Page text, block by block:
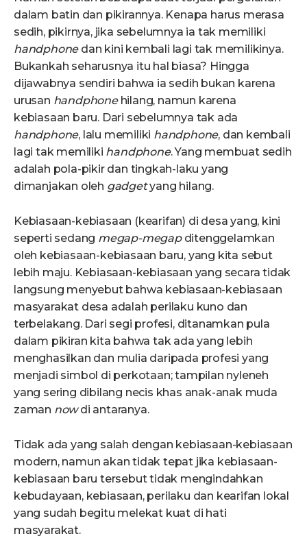
dalam batin dan pikirannya. Kenapa harus merasa
sedih, pikirnya, jika sebelumnya ia tak memiliki
handphonedan kini kembali lagi tak memilikinya.
Bukankah seharusnya itu hal biasa? Hingga
dijawabnya sendiri bahwa ia sedih bukan karena
urusan handphonehilang, namun karena
kebiasaan baru. Dari sebelumnya tak ada
handphone, lalu memiliki handphone, dan kembali
lagi tak memiliki handphone. Yang membuat sedih
adalah pola-pikir dan tingkah-laku yang
dimanjakan oleh gadgetyang hilang.
Kebiasaan-kebiasaan (kearifan) di desa yang, kini
seperti sedang megap-megapditenggelamkan
oleh kebiasaan-kebiasaan baru, yang kita sebut
lebih maju. Kebiasaan-kebiasaan yang secara tidak
langsung menyebut bahwa kebiasaan-kebiasaan
masyarakat desa adalah perilaku kuno dan
terbelakang. Dari segi profesi, ditanamkan pula
dalam pikiran kita bahwa tak ada yang lebih
menghasilkan dan mulia daripada profesi yang
menjadi simbol di perkotaan; tampilan nyleneh
yang sering dibilang necis khas anak-anak muda
zaman nowdi antaranya.
Tidak ada yang salah dengan kebiasaan-kebiasaan
modern, namun akan tidak tepat jika kebiasaan-
kebiasaan baru tersebut tidak mengindahkan
kebudayaan, kebiasaan, perilaku dan kearifan lokal
yang sudah begitu melekat kuat di hati
masyarakat.